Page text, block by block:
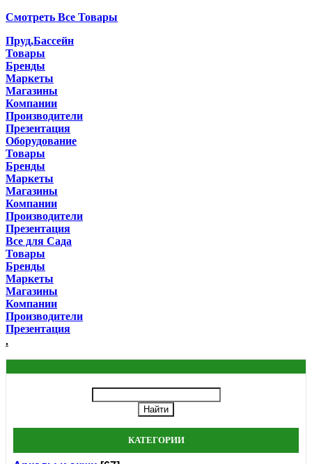
Смотреть Все Товары
Пруд,Бассейн
Товары
Бренды
Маркеты
Магазины
Компании
Производители
Презентация
Оборудование
Товары
Бренды
Маркеты
Магазины
Компании
Производители
Презентация
Все для Сада
Товары
Бренды
Маркеты
Магазины
Компании
Производители
Презентация
.
КАТЕГОРИИ